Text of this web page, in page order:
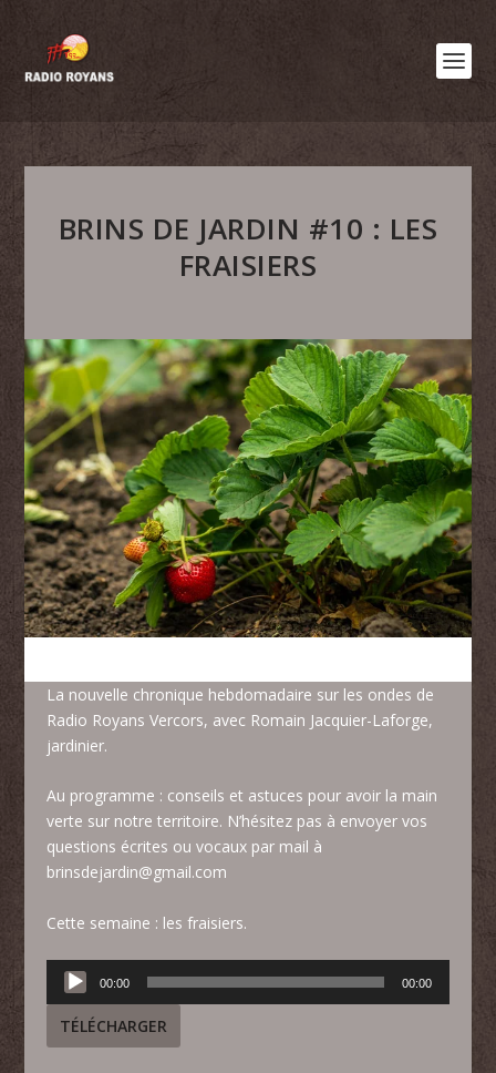
BRINS DE JARDIN #10 : LES
FRAISIERS
La nouvelle chronique hebdomadaire sur les ondes de
Radio Royans Vercors, avec Romain Jacquier-Laforge,
jardinier.
Au programme : conseils et astuces pour avoir la main
verte sur notre territoire. N’hésitez pas à envoyer vos
questions écrites ou vocaux par mail à
brinsdejardin@gmail.com
Cette semaine : les fraisiers.
Lecteur
audio
00:00 00:00
TÉLÉCHARGER